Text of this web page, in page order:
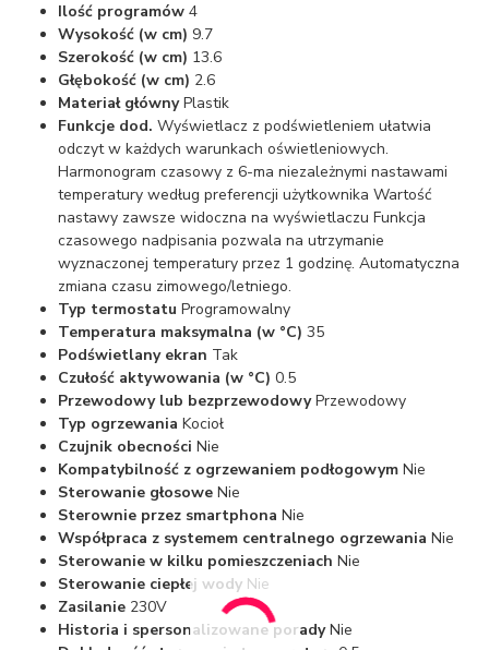
Ilość programów 4
Wysokość (w cm) 9.7
Szerokość (w cm) 13.6
Głębokość (w cm) 2.6
Materiał głównyPlastik
Funkcje dod. Wyświetlacz z podświetleniem ułatwia
odczyt w każdych warunkach oświetleniowych.
Harmonogram czasowy z 6-ma niezależnymi nastawami
temperatury według preferencji użytkownika Wartość
nastawy zawsze widoczna na wyświetlaczu Funkcja
czasowego nadpisania pozwala na utrzymanie
wyznaczonej temperatury przez 1 godzinę. Automatyczna
zmiana czasu zimowego/letniego.
Typ termostatu Programowalny
Temperatura maksymalna (w °C) 35
Podświetlany ekran Tak
Czułość aktywowania (w °C) 0.5
Przewodowy lub bezprzewodowyPrzewodowy
Typ ogrzewania Kocioł
Czujnik obecności Nie
Kompatybilność z ogrzewaniem podłogowym Nie
Sterowanie głosowe Nie
Sterownie przez smartphona Nie
Współpraca z systemem centralnego ogrzewania Nie
Sterowanie w kilku pomieszczeniach Nie
Sterowanie ciepłej wody Nie
Zasilanie 230V
Historia i spersonalizowane poradyNie